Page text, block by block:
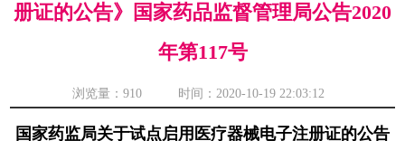
册证的公告》国家药品监督管理局公告2020
年第117号
浏览量： 910 时间：2020-10-19 22:03:12
国家药监局关于试点启用医疗器械电子注册证的公告